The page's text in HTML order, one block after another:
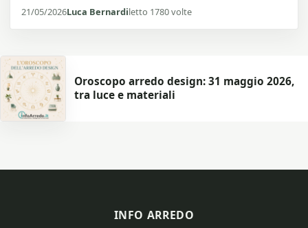
21/05/2026Luca Bernardiletto 1780 volte
Oroscopo arredo design: 31 maggio 2026,
tra luce e materiali
INFO ARREDO